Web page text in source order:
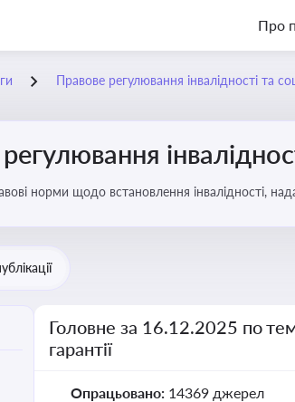
Про
Правове регулювання інвалідності та
норми щодо встановлення інвалідності,
Головне за 16.12.2025 по
гарантії
Опрацьовано: 14369 джерел